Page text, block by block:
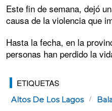
Este fin de semana, dejó
causa de la violencia que
Hasta la fecha, en la
personas han perdido la
ETIQUETAS
Altos De Los Lagos